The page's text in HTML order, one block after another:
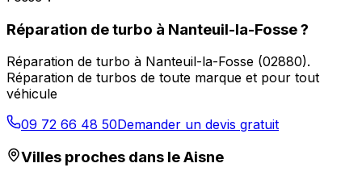
Réparation de turbo à Nanteuil-la-Fosse?
Réparation de turbo à Nanteuil-la-Fosse (02880).
Réparation de turbos de toute marque et pour tout
véhicule
09 72 66 48 50Demander un devis gratuit
Villes proches dans leAisne